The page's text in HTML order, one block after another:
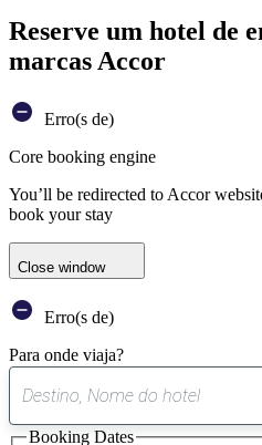
Reserve um hotel de
marcas Accor
Erro(s de)
Core booking engine
You’ll be redirected to Accor
book your stay
Close window
Erro(s de)
Para onde viaja?
Booking Dates